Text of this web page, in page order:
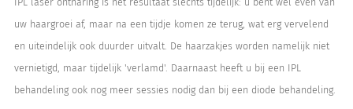
uw haargroei af, maar na een tijdje komen ze terug, wat erg vervelend
en uiteindelijk ook duurder uitvalt. De haarzakjes worden namelijk niet
vernietigd, maar tijdelijk 'verlamd'. Daarnaast heeft u bij een IPL
behandeling ook nog meer sessies nodig dan bij een diode behandeling.